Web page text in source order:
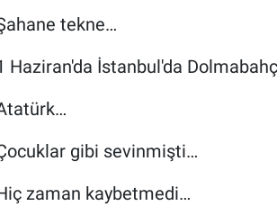
tekne…
Haziran'da İstanbul'da
gibi sevinmişti…
zaman kaybetmedi…